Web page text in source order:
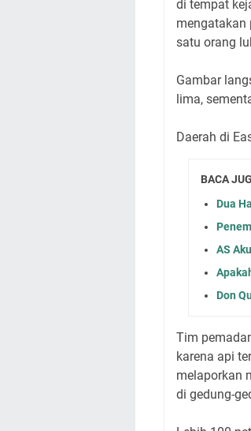
di tempat
mengatakan
satu orang
Gambar
lima,
Daerah di
BACA
Dua
AS
Don
Tim
karena api
melaporkan
di gedung-